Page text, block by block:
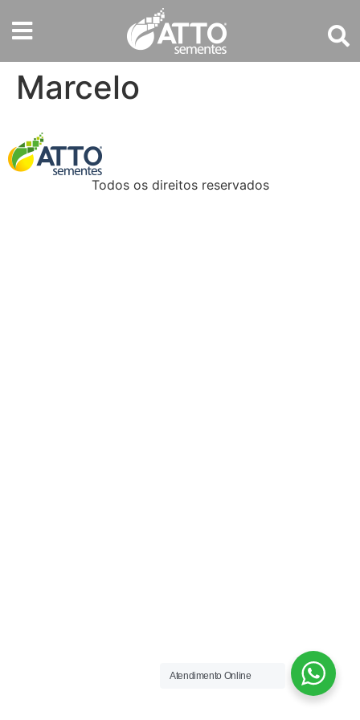
Marcelo
Todos os direitos reservados
Atendimento Online